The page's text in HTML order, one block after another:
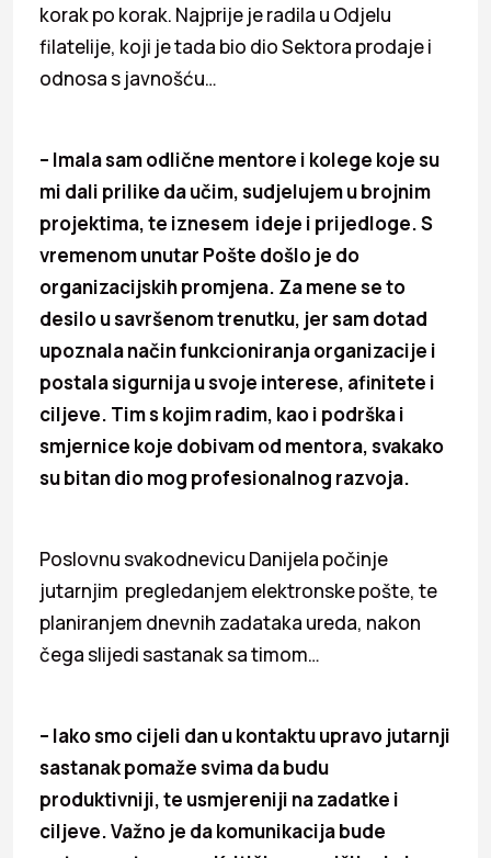
korak po korak. Najprije je radila u Odjelu
filatelije, koji je tada bio dio Sektora prodaje i
odnosa s javnošću…
– Imala sam odlične mentore i kolege koje su
mi dali prilike da učim, sudjelujem u brojnim
projektima, te iznesem ideje i prijedloge. S
vremenom unutar Pošte došlo je do
organizacijskih promjena. Za mene se to
desilo u savršenom trenutku, jer sam dotad
upoznala način funkcioniranja organizacije i
postala sigurnija u svoje interese, afinitete i
ciljeve. Tim s kojim radim, kao i podrška i
smjernice koje dobivam od mentora, svakako
su bitan dio mog profesionalnog razvoja.
Poslovnu svakodnevicu Danijela počinje
jutarnjim pregledanjem elektronske pošte, te
planiranjem dnevnih zadataka ureda, nakon
čega slijedi sastanak sa timom…
– Iako smo cijeli dan u kontaktu upravo jutarnji
sastanak pomaže svima da budu
produktivniji, te usmjereniji na zadatke i
ciljeve. Važno je da komunikacija bude